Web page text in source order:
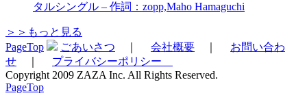
タルシングル – 作詞：zopp,Maho Hamaguchi
＞＞もっと見る
PageTop
ごあいさつ 会社概要
お問い合わ
せ
プライバシーポリシー
Copyright 2009 ZAZA Inc. All Rights Reserved.
PageTop